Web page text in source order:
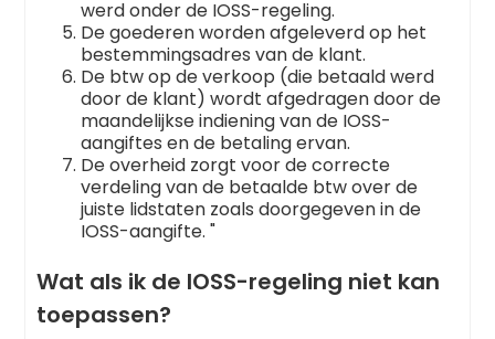
werd onder de IOSS-regeling.
De goederen worden afgeleverd op het
bestemmingsadres van de klant.
De btw op de verkoop (die betaald werd
door de klant) wordt afgedragen door de
maandelijkse indiening van de IOSS-
aangiftes en de betaling ervan.
De overheid zorgt voor de correcte
verdeling van de betaalde btw over de
juiste lidstaten zoals doorgegeven in de
IOSS-aangifte. "
Wat als ik de IOSS-regeling niet kan
toepassen?